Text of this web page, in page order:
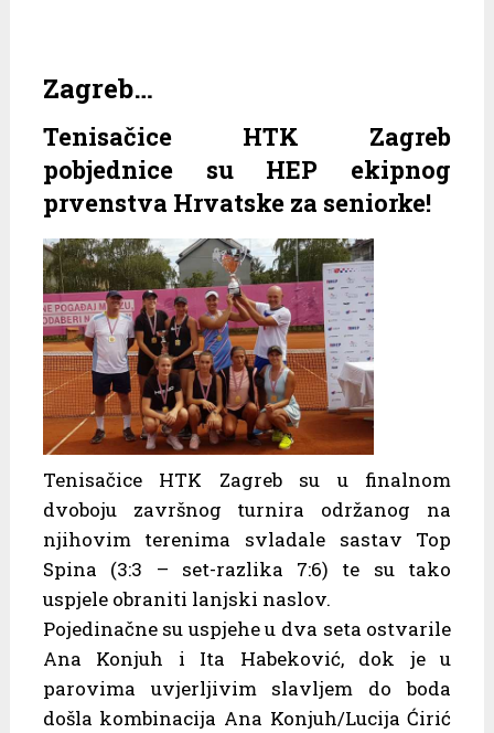
Zagreb…
Tenisačice HTK Zagreb
pobjednice su HEP ekipnog
prvenstva Hrvatske za seniorke!
Tenisačice HTK Zagreb su u finalnom
dvoboju završnog turnira održanog na
njihovim terenima svladale sastav Top
Spina (3:3 – set-razlika 7:6) te su tako
uspjele obraniti lanjski naslov.
Pojedinačne su uspjehe u dva seta ostvarile
Ana Konjuh i Ita Habeković, dok je u
parovima uvjerljivim slavljem do boda
došla kombinacija Ana Konjuh/Lucija Ćirić